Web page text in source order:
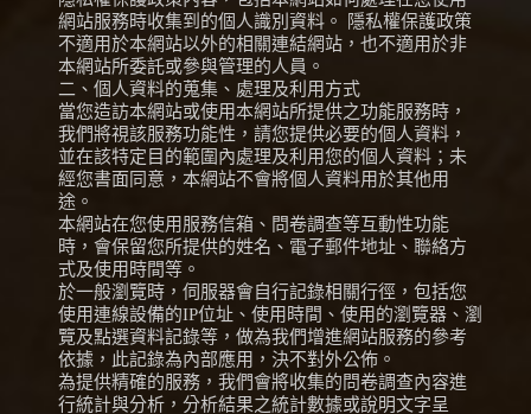
網站服務時收集到的個人識別資料。 隱私權保護政策
不適用於本網站以外的相關連結網站，也不適用於非
本網站所委託或參與管理的人員。
二、個人資料的蒐集、處理及利用方式
當您造訪本網站或使用本網站所提供之功能服務時，
我們將視該服務功能性，請您提供必要的個人資料，
並在該特定目的範圍內處理及利用您的個人資料；未
經您書面同意，本網站不會將個人資料用於其他用
途。
本網站在您使用服務信箱、問卷調查等互動性功能
時，會保留您所提供的姓名、電子郵件地址、聯絡方
式及使用時間等。
於一般瀏覽時，伺服器會自行記錄相關行徑，包括您
使用連線設備的IP位址、使用時間、使用的瀏覽器、瀏
覽及點選資料記錄等，做為我們增進網站服務的參考
依據，此記錄為內部應用，決不對外公佈。
為提供精確的服務，我們會將收集的問卷調查內容進
行統計與分析，分析結果之統計數據或說明文字呈